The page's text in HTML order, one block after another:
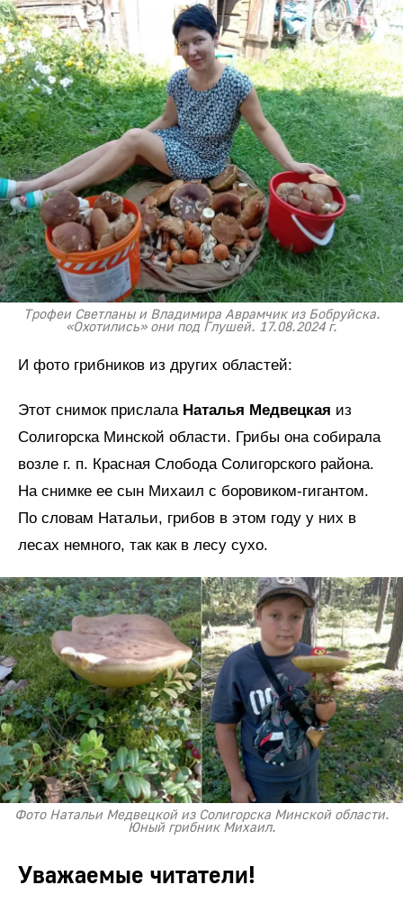
Трофеи Светланы и Владимира Аврамчик из Бобруйска.
«Охотились» они под Глушей. 17.08.2024 г.
И фото грибников из других областей:
Этот снимок прислала Наталья Медвецкая из
Солигорска Минской области. Грибы она собирала
возле г. п. Красная Слобода Солигорского района.
На снимке ее сын Михаил с боровиком-гигантом.
По словам Натальи, грибов в этом году у них в
лесах немного, так как в лесу сухо.
Фото Натальи Медвецкой из Солигорска Минской области.
Юный грибник Михаил.
Уважаемые читатели!